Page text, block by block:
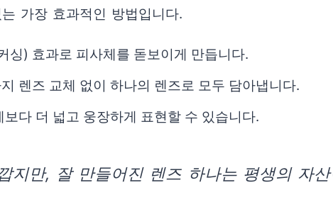
가장 효과적인 방법입니다.
싱) 효과로 피사체를 돋보이게 만듭니다.
렌즈 교체 없이 하나의 렌즈로 모두 담아냅니다.
다 더 넓고 웅장하게 표현할 수 있습니다.
지만, 잘 만들어진 렌즈 하나는 평생의 자